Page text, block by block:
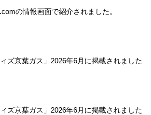
の情報画面で紹介されました。
ィズ京葉ガス」2026年6月に掲載されました
ィズ京葉ガス」2026年6月に掲載されました